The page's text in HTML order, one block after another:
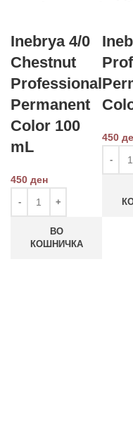
Inebrya 4/0
Chestnut
Professional
Permanent
Color 100
mL
450 ден
ВО
КОШНИЧКА
450